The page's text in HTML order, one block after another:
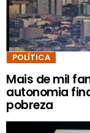
POLÍTICA
Mais de mil
autonomia
pobreza